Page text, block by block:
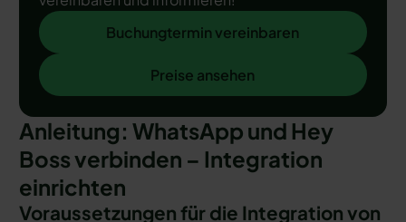
Buchungtermin vereinbaren
Buchungtermin vereinbaren
Preise ansehen
Preise ansehen
Anleitung: WhatsApp und Hey
Boss verbinden – Integration
einrichten
Voraussetzungen für die Integration von